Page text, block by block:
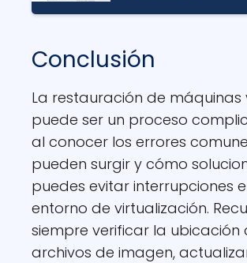
Conclusión
La restauración de máquinas
puede ser un proceso
al conocer los errores
pueden surgir y cómo
puedes evitar interrupciones
entorno de virtualización.
siempre verificar la ubicación
archivos de imagen,